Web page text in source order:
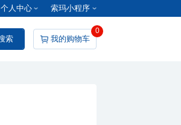
个人中心 索玛小程序
我的购物车
0